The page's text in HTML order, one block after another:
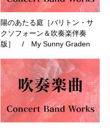
陽のあたる庭［バリトン・サ
クソフォーン＆吹奏楽伴奏
版］ / My Sunny Graden